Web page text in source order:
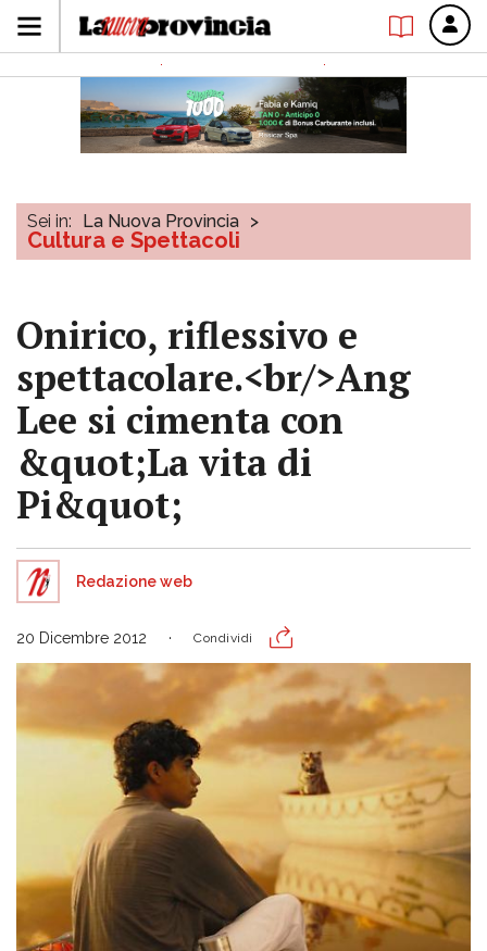
Sei in: La Nuova Provincia >
Cultura e Spettacoli
Onirico, riflessivo e
spettacolare.<br/>Ang
Lee si cimenta con
&quot;La vita di
Pi&quot;
Redazione web
20 Dicembre 2012 Condividi